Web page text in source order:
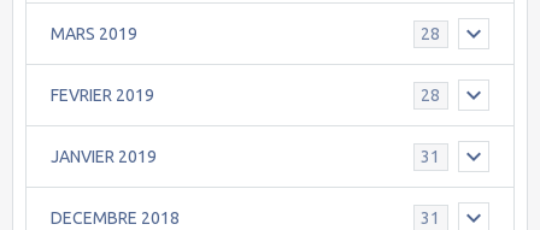
MARS 2019 28
FEVRIER 2019 28
JANVIER 2019 31
DECEMBRE 2018 31